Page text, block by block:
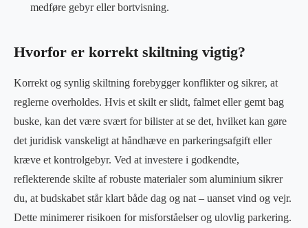
medføre gebyr eller bortvisning.
Hvorfor er korrekt skiltning vigtig?
Korrekt og synlig skiltning forebygger konflikter og sikrer, at
reglerne overholdes. Hvis et skilt er slidt, falmet eller gemt bag
buske, kan det være svært for bilister at se det, hvilket kan gøre
det juridisk vanskeligt at håndhæve en parkeringsafgift eller
kræve et kontrolgebyr. Ved at investere i godkendte,
reflekterende skilte af robuste materialer som aluminium sikrer
du, at budskabet står klart både dag og nat – uanset vind og vejr.
Dette minimerer risikoen for misforståelser og ulovlig parkering.